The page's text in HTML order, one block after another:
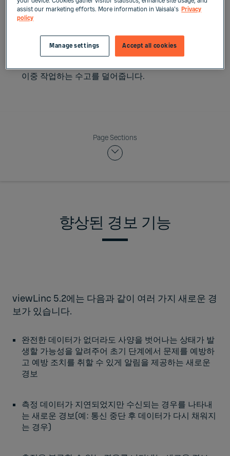
viewLinc에 자동으로 동기화됩니다.
Active Directory에 대해 직접 인증을 보호합니다.
이중 작업하는 수고를 덜어줍니다.
Page Sections
향상된 경보 기능
viewLinc 5.2에는 다음과 같이 여러 가지 새로운 경
보가 있습니다.
완전한 데이터가 없더라도 사양을 벗어나는 상태가 발
생할 가능성을 알려주어 초기 단계에서 문제를 예방하
고 예방 조치를 취할 수 있게 알림을 제공하는 새로운
경보
측정 데이터가 지연되었지만 수신되는 경우를 나타내
는 새로운 경보(예: 통신 중단 후 데이터가 다시 채워지
는 경우)
assist our marketing efforts. More information in Vaisala's Privacy
policy
Accept all cookies
Manage settings